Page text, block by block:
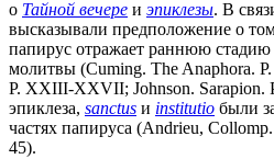
о Тайной вечере и эпиклезы. В
высказывали предположение о
папирус отражает раннюю стадию
молитвы (Cuming. The Anaphora.
P. XXIII-XXVII; Johnson. Sarapion.
эпиклеза, sanctus и institutio были
частях папируса (Andrieu,
45).